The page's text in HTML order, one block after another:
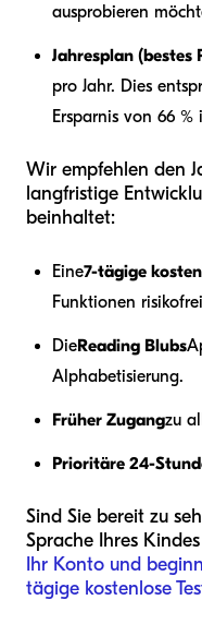
ausprobieren
Jahresplan (bestes
pro Jahr. Dies
Ersparnis von 66
Wir empfehlen den
langfristige
beinhaltet:
Eine7-tägige
Funktionen
DieReading Blubs
Alphabetisierung.
Früher Zugangzu
Prioritäre 24-
Sind Sie bereit zu
Sprache Ihres
Ihr Konto und
tägige kostenlose